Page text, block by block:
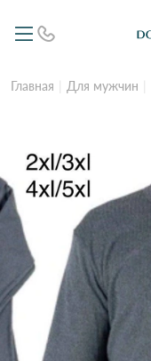
Главная Для мужчин